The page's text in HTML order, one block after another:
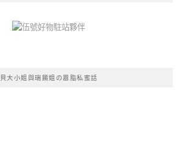
貝大小姐與瑞餚姐の囂脂私蜜話